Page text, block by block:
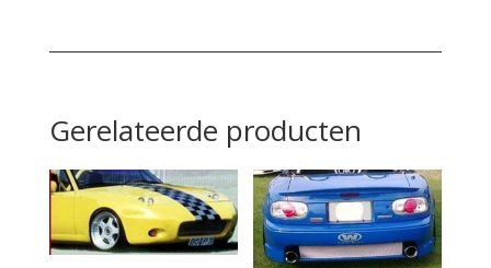
Gerelateerde producten